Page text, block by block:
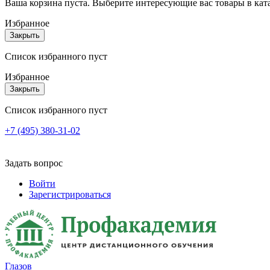
Ваша корзина пуста. Выберите интересующие вас товары в
Избранное
Закрыть
Список избранного пуст
Избранное
Закрыть
Список избранного пуст
+7 (495) 380-31-02
Задать вопрос
Войти
Зарегистрироваться
Глазов